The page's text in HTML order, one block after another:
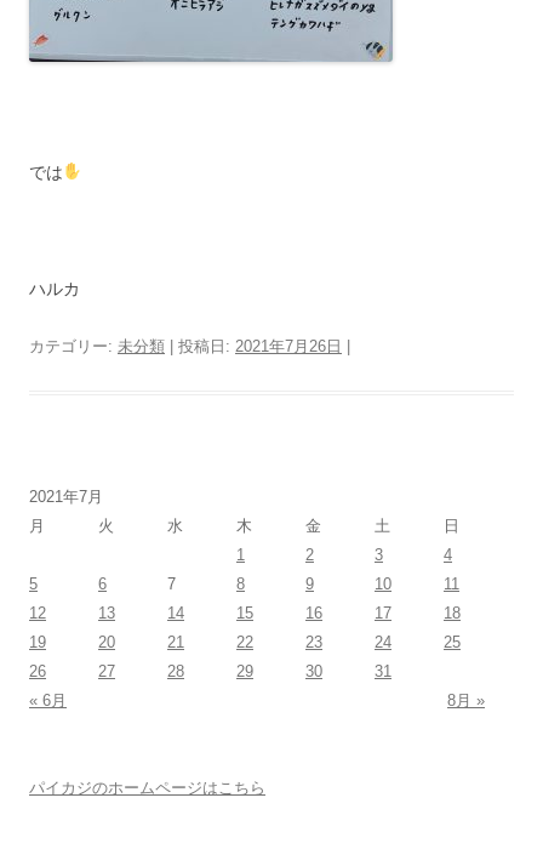
では
ハルカ
カテゴリー: 未分類 | 投稿日: 2021年7月26日
2021年7月
月
火 水 木 金 土
日
1
2 3
4
5
6 7 8 9 10
11
12
13 14 15 16 17
18
19
20 21 22 23 24
25
26
27 28 29 30
31
« 6月
8月 »
パイカジのホームページはこちら